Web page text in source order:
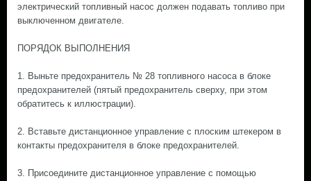
электрический топливный насос должен подавать топливо при
выключенном двигателе.
ПОРЯДОК ВЫПОЛНЕНИЯ
1. Выньте предохранитель № 28 топливного насоса в блоке
предохранителей (пятый предохранитель сверху, при этом
обратитесь к иллюстрации).
2. Вставьте дистанционное управление с плоским штекером в
контакты предохранителя в блоке предохранителей.
3. Присоедините дистанционное управление с помощью